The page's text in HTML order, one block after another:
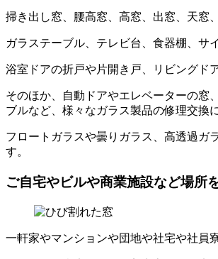
掃き出し窓、腰高窓、高窓、出窓、天窓
ガラステーブル、テレビ台、食器棚、サ
浴室ドアの折戸や片開き戸、リビングド
そのほか、自動ドアやエレベーターの窓
ブルなど、様々なガラス製品の修理交換
フロートガラスや曇りガラス、高透過ガ
す。
ご自宅やビルや商業施設など場所
一軒家やマンションや団地や社宅や社員